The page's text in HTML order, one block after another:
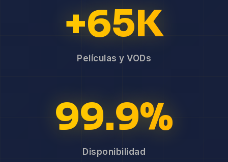
+65K
Películas y VODs
99.9%
Disponibilidad